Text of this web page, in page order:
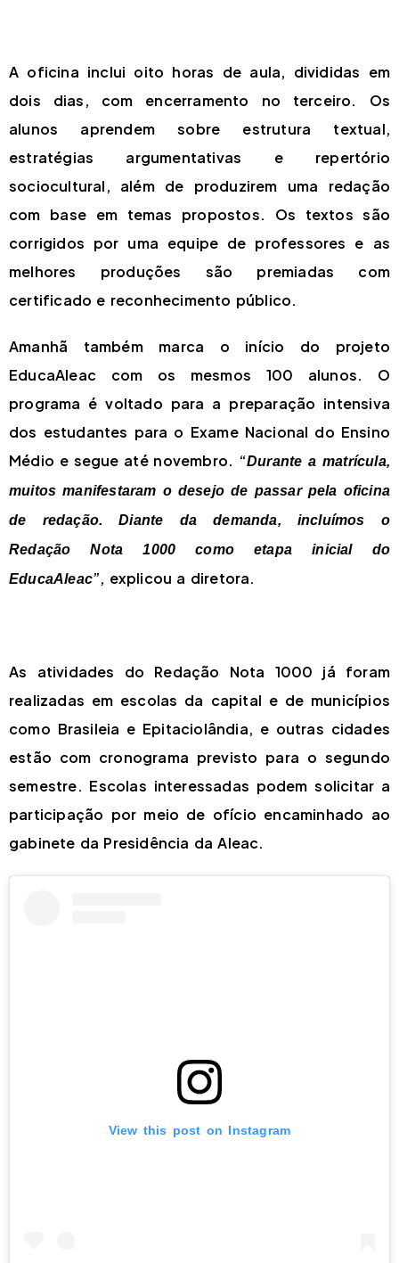
A oficina inclui oito horas de aula, divididas em
dois dias, com encerramento no terceiro. Os
alunos aprendem sobre estrutura textual,
estratégias argumentativas e repertório
sociocultural, além de produzirem uma redação
com base em temas propostos. Os textos são
corrigidos por uma equipe de professores e as
melhores produções são premiadas com
certificado e reconhecimento público.
Amanhã também marca o início do projeto
EducaAleac com os mesmos 100 alunos. O
programa é voltado para a preparação intensiva
dos estudantes para o Exame Nacional do Ensino
Médio e segue até novembro. “Durante a matrícula,
muitos manifestaram o desejo de passar pela oficina
de redação. Diante da demanda, incluímos o
Redação Nota 1000 como etapa inicial do
EducaAleac”, explicou a diretora.
As atividades do Redação Nota 1000 já foram
realizadas em escolas da capital e de municípios
como Brasileia e Epitaciolândia, e outras cidades
estão com cronograma previsto para o segundo
semestre. Escolas interessadas podem solicitar a
participação por meio de ofício encaminhado ao
gabinete da Presidência da Aleac.
View this post on Instagram